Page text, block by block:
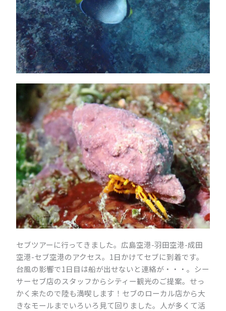
セブツアーに行ってきました。広島空港-羽田空港-成田
空港-セブ空港のアクセス。1日かけてセブに到着です。
台風の影響で1日目は船が出せないと連絡が・・・。シー
サーセブ店のスタッフからシティー観光のご提案。せっ
かく来たので陸も満喫します！セブのローカル店から大
きなモールまでいろいろ見て回りました。人が多くて活